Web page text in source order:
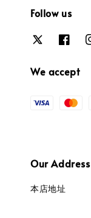
Follow us
We accept
Our Address
本店地址